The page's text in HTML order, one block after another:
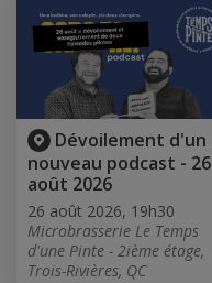
Dévoilement d'un
nouveau podcast - 26
août 2026
26 août 2026, 19h30
Microbrasserie Le Temps
d'une Pinte - 2ième étage,
Trois-Rivières, QC